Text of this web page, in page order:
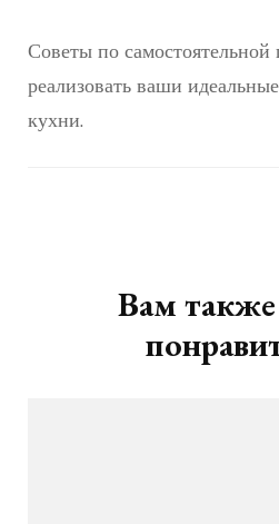
Советы по
реализовать ваши
кухни.
записямВам